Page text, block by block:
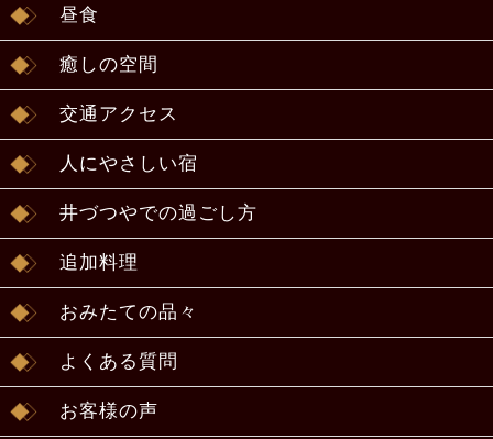
昼食
癒しの空間
交通アクセス
人にやさしい宿
井づつやでの過ごし方
追加料理
おみたての品々
よくある質問
お客様の声